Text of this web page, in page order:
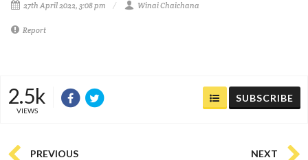
27th April 2022, 3:08 pm Winai Chaichana
Report
2.5k
VIEWS
SUBSCRIBE
PREVIOUS NEXT